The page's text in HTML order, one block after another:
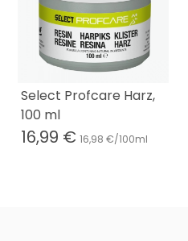
Select Profcare Harz,
100 ml
16,99 € 16,98 €/100ml